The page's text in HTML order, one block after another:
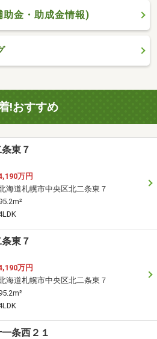
金・助成金情報)
!おすすめ
東７
万円
海道札幌市中央区北二条東７
東７
万円
海道札幌市中央区北二条東７
条西２１